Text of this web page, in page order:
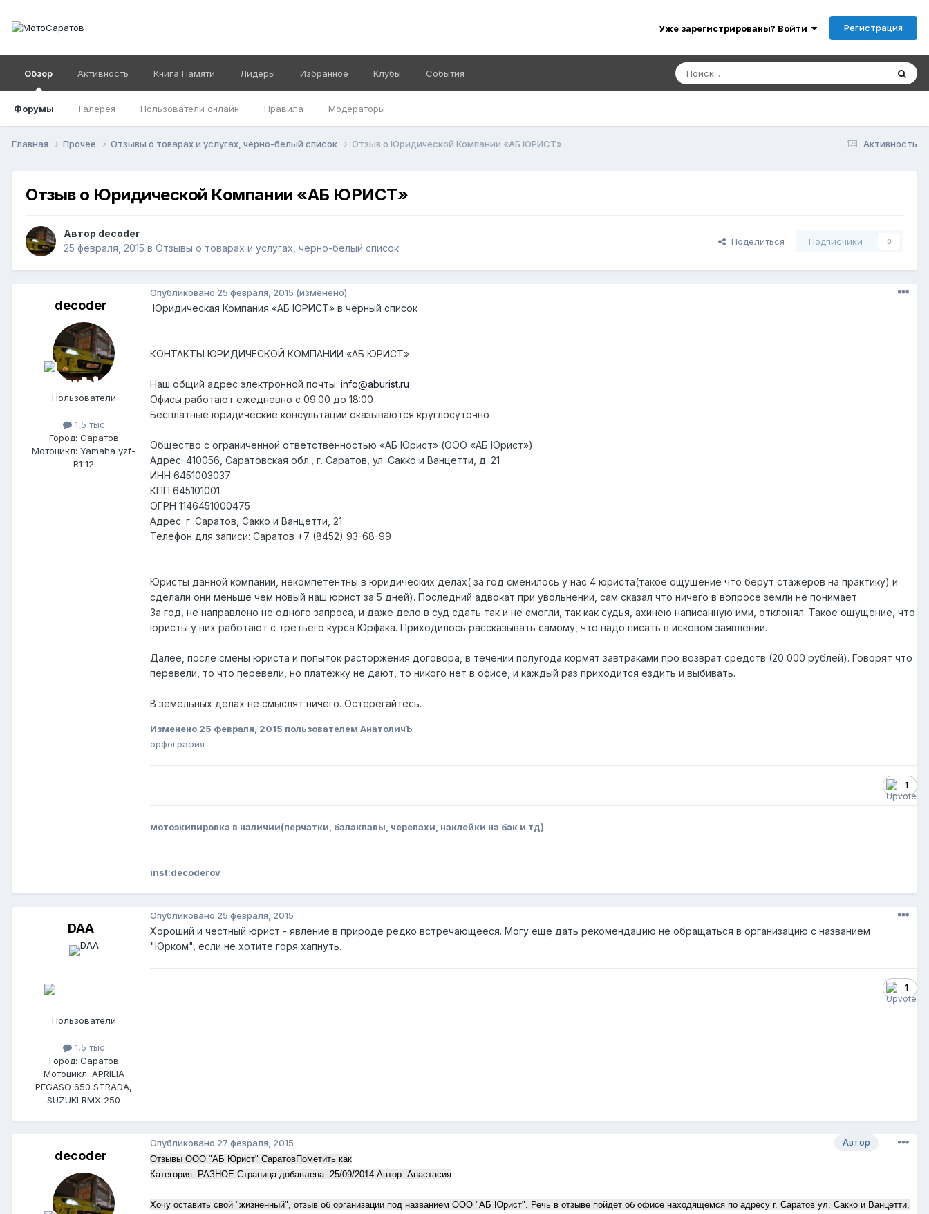
Уже зарегистрированы? Войти Регистрация
Обзор
Форумы Галерея Пользователи онлайн Правила Модераторы
Активность Книга Памяти Лидеры Избранное Клубы События
Активность
Главная Прочее Отзывы о товарах и услугах, черно-белый список Отзыв о Юридической Компании «АБ ЮРИСТ»
Отзыв о Юридической Компании «АБ ЮРИСТ»
Автор decoder
25 февраля, 2015 в Отзывы о товарах и услугах, черно-белый список
Поделиться Подписчики 0
decoder
Пользователи
1,5 тыс
Город: Саратов
Мотоцикл: Yamaha yzf-
R1'12
Опубликовано 25 февраля, 2015 (изменено)
Юридическая Компания «АБ ЮРИСТ» в чёрный список
КОНТАКТЫ ЮРИДИЧЕСКОЙ КОМПАНИИ «АБ ЮРИСТ»
Наш общий адрес электронной почты: info@aburist.ru
Офисы работают ежедневно с 09:00 до 18:00
Бесплатные юридические консультации оказываются круглосуточно
Общество с ограниченной ответственностью «АБ Юрист» (ООО «АБ Юрист»)
Адрес: 410056, Саратовская обл., г. Саратов, ул. Сакко и Ванцетти, д. 21
ИНН 6451003037
КПП 645101001
ОГРН 1146451000475
Адрес: г. Саратов, Сакко и Ванцетти, 21
Телефон для записи: Cаратов +7 (8452) 93-68-99
Юристы данной компании, некомпетентны в юридических делах( за год сменилось у нас 4 юриста(такое ощущение что берут стажеров на практику) и
сделали они меньше чем новый наш юрист за 5 дней). Последний адвокат при увольнении, сам сказал что ничего в вопросе земли не понимает.
За год, не направлено не одного запроса, и даже дело в суд сдать так и не смогли, так как судья, ахинею написанную ими, отклонял. Такое ощущение, что
юристы у них работают с третьего курса Юрфака. Приходилось рассказывать самому, что надо писать в исковом заявлении.
Далее, после смены юриста и попыток расторжения договора, в течении полугода кормят завтраками про возврат средств (20 000 рублей). Говорят что
перевели, то что перевели, но платежку не дают, то никого нет в офисе, и каждый раз приходится ездить и выбивать.
В земельных делах не смыслят ничего. Остерегайтесь.
Изменено 25 февраля, 2015 пользователем АнатоличЪ
орфография
1
мотоэкипировка в наличии(перчатки, балаклавы, черепахи, наклейки на бак и тд)
inst:decoderov
DAA
Пользователи
1,5 тыс
Город: Саратов
Мотоцикл: APRILIA
PEGASO 650 STRADA,
SUZUKI RMX 250
Опубликовано 25 февраля, 2015
Хороший и честный юрист - явление в природе редко встречающееся. Могу еще дать рекомендацию не обращаться в организацию с названием
"Юрком", если не хотите горя хапнуть.
1
decoder
Автор
Опубликовано 27 февраля, 2015
Отзывы ООО "АБ Юрист" СаратовПометить как
Категория: РАЗНОЕ Страница добавлена: 25/09/2014 Автор: Анастасия
Хочу оставить свой "жизненный", отзыв об организации под названием ООО "АБ Юрист". Речь в отзыве пойдет об офисе находящемся по адресу г. Саратов ул. Сакко и Ванцетти,